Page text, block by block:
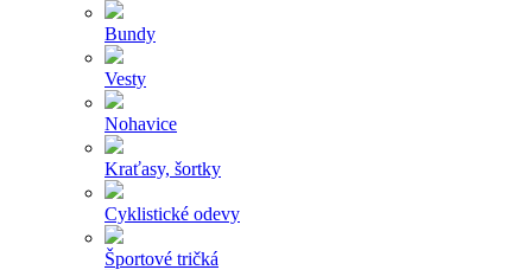
Bundy
Vesty
Nohavice
Kraťasy, šortky
Cyklistické odevy
Športové tričká